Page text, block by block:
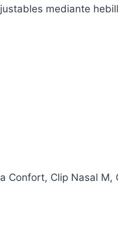
mediante
Confort, Clip Nasal M,